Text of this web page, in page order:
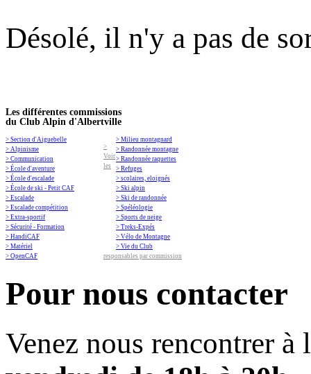
Désolé, il n'y a pas de
Les différentes commissions
du Club Alpin d'Albertville
> Section d'Aiguebelle
> Alpinisme
> Communication
> École d'aventure
> École d'escalade
> École de ski - Petit CAF
> Escalade
> Escalade compétition
> Extra-sportif
> Sécurité - Formation
> HandiCAF
> Matériel
> OpenCAF
> Milieu montagnard
> Randonnée montagne
> Randonnée raquettes
> Refuges
> scolaires, eloignés
> Ski alpin
> Ski de randonnée
> Spéléologie
> Sports de neige
> Treks-Expés
> Vélo de Montagne
> Vie du Club
>
Voir
les
responsables par commission
Pour nous contacter
Venez nous rencontrer à